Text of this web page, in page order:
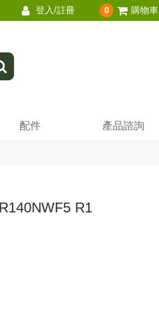
登入/註冊 0 購物車
配件 產品諮詢
R1